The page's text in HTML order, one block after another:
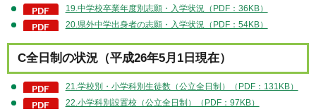
19.中学校卒業年度別志願・入学状況（PDF：36KB）
20.県外中学出身者の志願・入学状況（PDF：54KB）
C全日制の状況（平成26年5月1日現在）
21.学校別・小学科別生徒数（公立全日制）（PDF：131KB）
22.小学科別設置校（公立全日制）（PDF：97KB）